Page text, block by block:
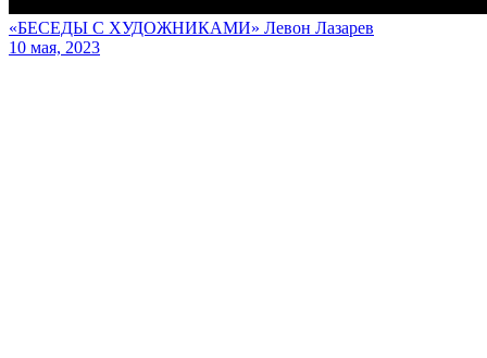
«БЕСЕДЫ С ХУДОЖНИКАМИ» Левон Лазарев
10 мая, 2023